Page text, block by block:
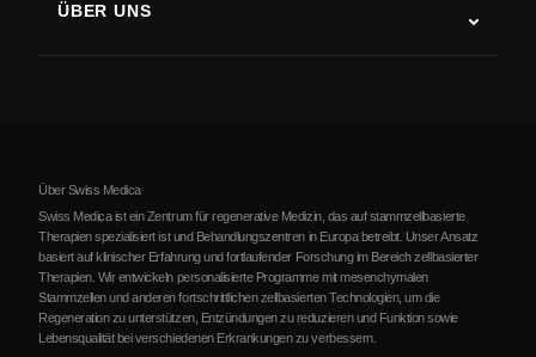
Parkinson-Krankheit
Arthritis
ÜBER UNS
Über Serbien
Blog
Partnerschaft
Kontakte
Über Swiss Medica
Swiss Medica ist ein Zentrum für regenerative Medizin, das auf stammzellbasierte
Therapien spezialisiert ist und Behandlungszentren in Europa betreibt. Unser Ansatz
basiert auf klinischer Erfahrung und fortlaufender Forschung im Bereich zellbasierter
Therapien. Wir entwickeln personalisierte Programme mit mesenchymalen
Stammzellen und anderen fortschrittlichen zellbasierten Technologien, um die
Regeneration zu unterstützen, Entzündungen zu reduzieren und Funktion sowie
Lebensqualität bei verschiedenen Erkrankungen zu verbessern.